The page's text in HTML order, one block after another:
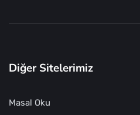
Diğer Sitelerimiz
Masal Oku